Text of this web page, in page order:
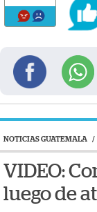
NOTICIAS GUATEMALA /
VIDEO:
luego de